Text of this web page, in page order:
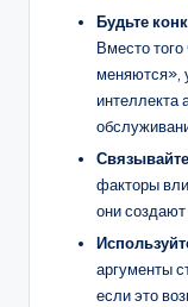
Будьте
Вместо
меняются»,
интеллекта
Связывайте
факторы
они
аргументы
если это